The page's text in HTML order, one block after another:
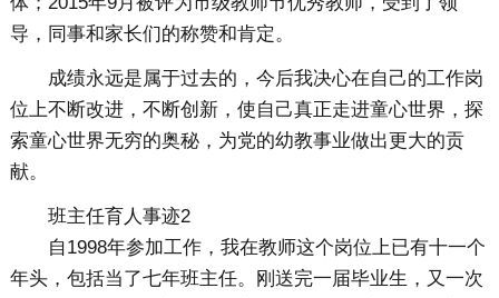
导，同事和家长们的称赞和肯定。
成绩永远是属于过去的，今后我决心在自己的工作岗
位上不断改进，不断创新，使自己真正走进童心世界，探
索童心世界无穷的奥秘，为党的幼教事业做出更大的贡
献。
班主任育人事迹2
自1998年参加工作，我在教师这个岗位上已有十一个
年头，包括当了七年班主任。刚送完一届毕业生，又一次